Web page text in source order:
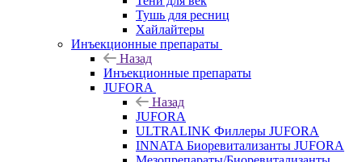
Тушь для ресниц
Хайлайтеры
Инъекционные препараты
Назад
Инъекционные препараты
JUFORA
Назад
JUFORA
ULTRALINK Филлеры JUFORA
INNATA Биоревитализанты JUFORA